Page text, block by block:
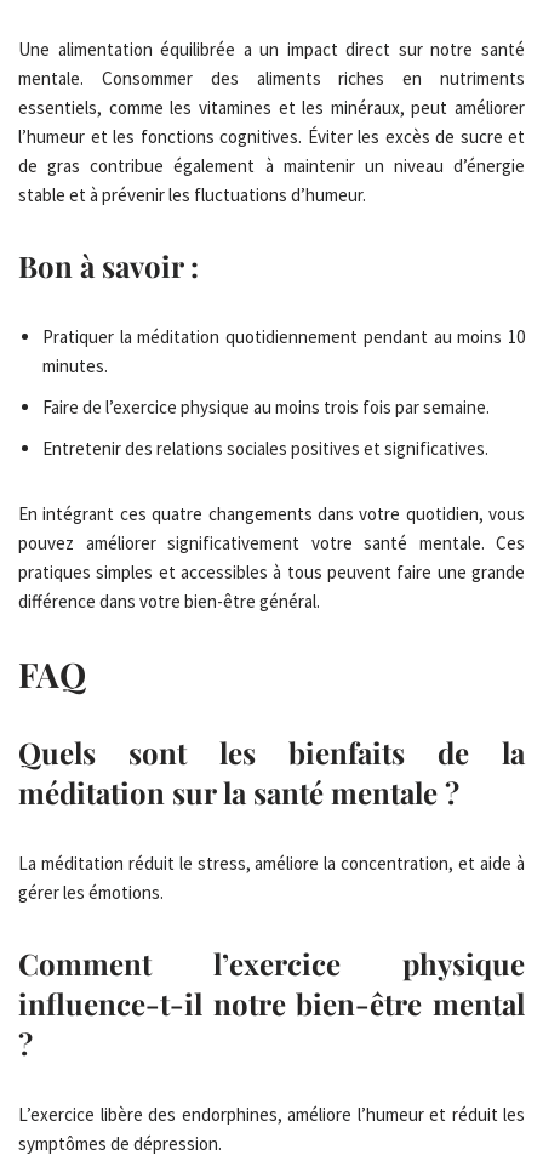
Une alimentation équilibrée a un impact direct sur notre santé
mentale. Consommer des aliments riches en nutriments
essentiels, comme les vitamines et les minéraux, peut améliorer
l’humeur et les fonctions cognitives. Éviter les excès de sucre et
de gras contribue également à maintenir un niveau d’énergie
stable et à prévenir les fluctuations d’humeur.
Bon à savoir :
Pratiquer la méditation quotidiennement pendant au moins 10
minutes.
Faire de l’exercice physique au moins trois fois par semaine.
Entretenir des relations sociales positives et significatives.
En intégrant ces quatre changements dans votre quotidien, vous
pouvez améliorer significativement votre santé mentale. Ces
pratiques simples et accessibles à tous peuvent faire une grande
différence dans votre bien-être général.
FAQ
Quels sont les bienfaits de la
méditation sur la santé mentale ?
La méditation réduit le stress, améliore la concentration, et aide à
gérer les émotions.
Comment l’exercice physique
influence-t-il notre bien-être mental
?
L’exercice libère des endorphines, améliore l’humeur et réduit les
symptômes de dépression.